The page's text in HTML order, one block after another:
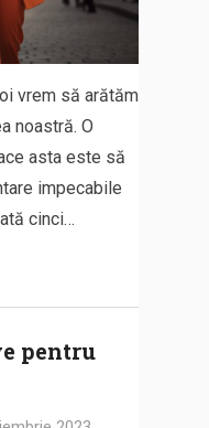
vrem să arătăm
noastră. O
asta este să
impecabile
cinci…
pentru